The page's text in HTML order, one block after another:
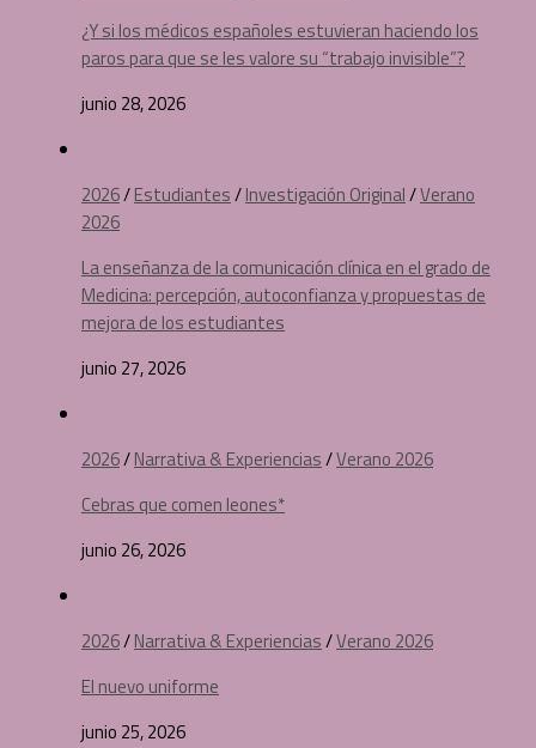
¿Y si los médicos españoles estuvieran haciendo los
paros para que se les valore su “trabajo invisible”?
junio 28, 2026
2026/Estudiantes/Investigación Original/Verano
2026
La enseñanza de la comunicación clínica en el grado de
Medicina: percepción, autoconfianza y propuestas de
mejora de los estudiantes
junio 27, 2026
2026/Narrativa & Experiencias/Verano 2026
Cebras que comen leones*
junio 26, 2026
2026/Narrativa & Experiencias/Verano 2026
El nuevo uniforme
junio 25, 2026